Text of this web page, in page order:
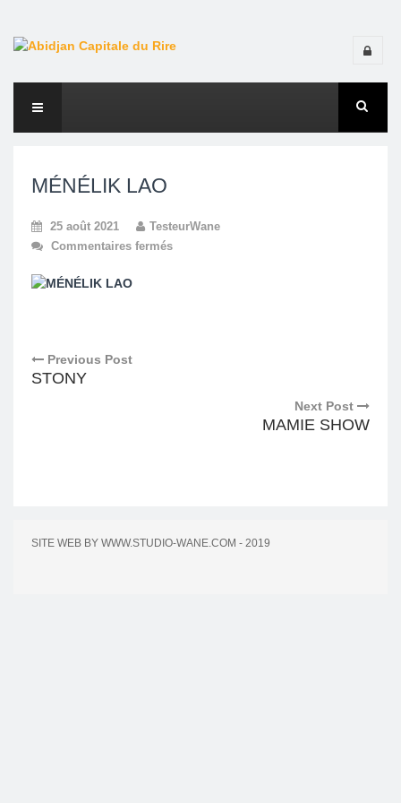
MÉNÉLIK LAO
25 août 2021
TesteurWane
Commentaires fermés
Previous Post
STONY
Next Post
MAMIE SHOW
SITE WEB BY WWW.STUDIO-WANE.COM - 2019